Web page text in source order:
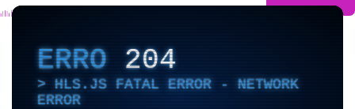
ERRO204
HLS.JS FATAL ERROR - NETWORK
ERROR